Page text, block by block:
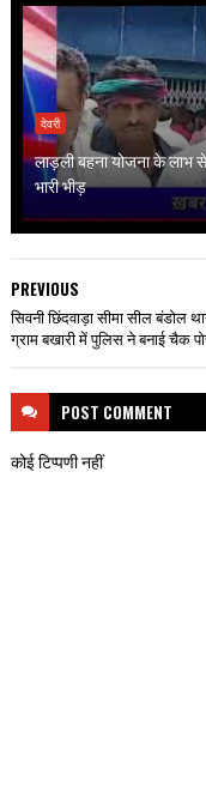
देवरी
लाड़ली बहना योजना के लाभ
भारी भीड़
PREVIOUS
सिवनी छिंदवाड़ा सीमा सील बंडोल
ग्राम बखारी में पुलिस ने बनाई चैक
POST COMMENT
कोई टिप्पणी नहीं